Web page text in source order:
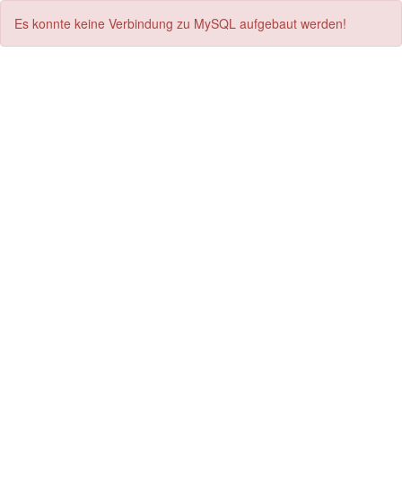
Es konnte keine Verbindung zu MySQL aufgebaut werden!